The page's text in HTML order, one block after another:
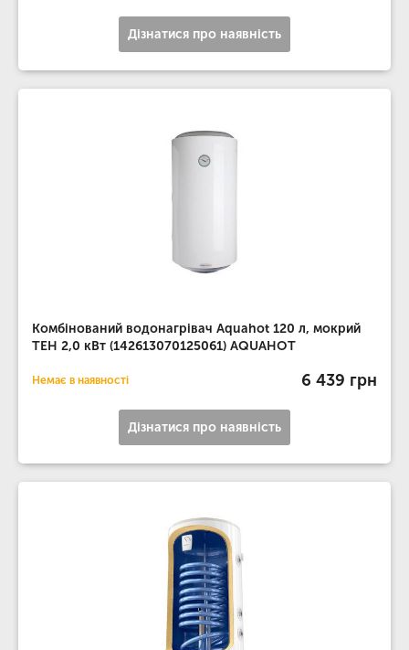
Дізнатися про наявність
Комбінований водонагрівач Aquahot 120 л, мокрий
ТЕН 2,0 кВт (142613070125061) AQUAHOT
Немає в наявності 6 439 грн
Дізнатися про наявність